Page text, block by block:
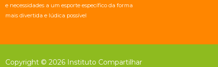
e necessidades a um esporte específico da forma
mais divertida e lúdica possível
Copyright © 2026 Instituto Compartilhar